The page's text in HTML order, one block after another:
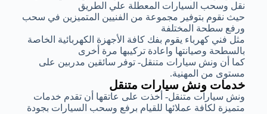
نقل وسحب السيارات المعطلة علي الطريق
حيث نقوم بتوفير مجموعة من الفنيين المتميزين في سحب
ورفع سطحة المختلفة
مثل فني كهرباء يقوم بفك كافة الأجهزة الكهربائية الخاصة
بالسطحة وصيانتها واعادة تركيبها مرة أخرى
كما أن ونش سيارات متنقل- توفر سائقين مدربين على
مستوى من المهنية.
خدمات ونش سيارات متنقل
ونش سيارات متنقل- أخذت على عاتقها أن تقدم خدمات
متميزة لكافة عملائها للقيام برفع وسحب السيارات بجودة